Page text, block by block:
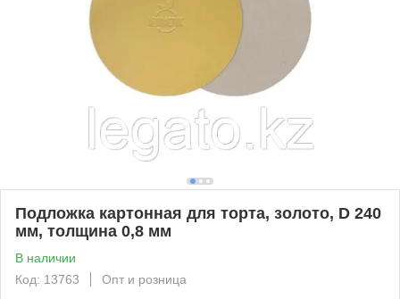
Подложка картонная для торта, золото, D 240
мм, толщина 0,8 мм
В наличии
Код: 13763
Опт и розница